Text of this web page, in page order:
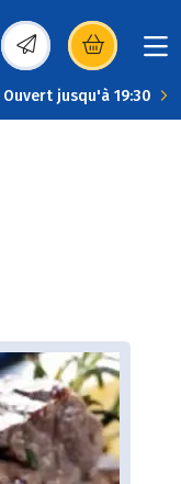
(s’ouvre dans une
Ouvert jusqu'à 19:30